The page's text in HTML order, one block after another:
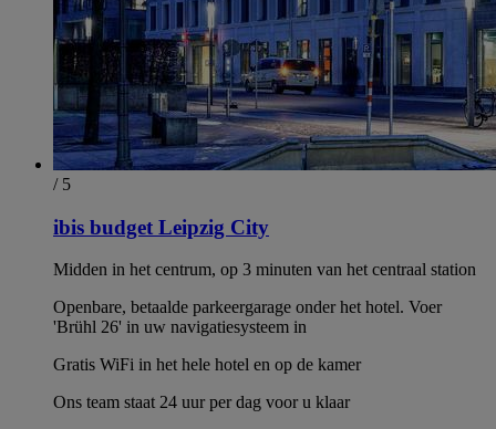
/ 5
ibis budget Leipzig City
Midden in het centrum, op 3 minuten van het centraal station
Openbare, betaalde parkeergarage onder het hotel. Voer
'Brühl 26' in uw navigatiesysteem in
Gratis WiFi in het hele hotel en op de kamer
Ons team staat 24 uur per dag voor u klaar